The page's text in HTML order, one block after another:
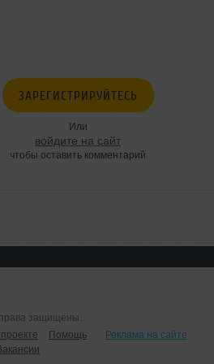
ЗАРЕГИСТРИРУЙТЕСЬ
Или
войдите на сайт
чтобы оставить комментарий
защищены.
Помощь
Реклама на сайте